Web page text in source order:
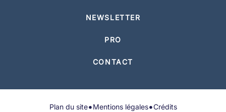
NEWSLETTER
PRO
CONTACT
Plan du site•Mentions légales•Crédits